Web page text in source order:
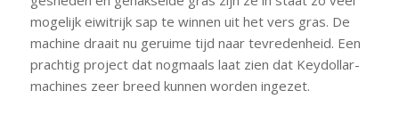
mogelijk eiwitrijk sap te winnen uit het vers gras. De
machine draait nu geruime tijd naar tevredenheid. Een
prachtig project dat nogmaals laat zien dat Keydollar-
machines zeer breed kunnen worden ingezet.